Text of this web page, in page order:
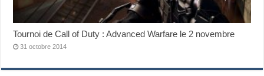
Tournoi de Call of Duty : Advanced Warfare le 2 novembre
31 octobre 2014